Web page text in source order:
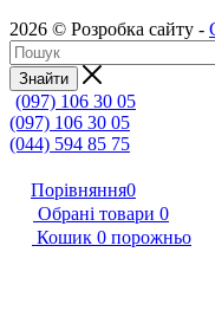
2026 © Розробка сайту -
Знайти
(097) 106 30 05
(097) 106 30 05
(044) 594 85 75
Порівняння0
Обрані товари 0
Кошик 0 порожньо